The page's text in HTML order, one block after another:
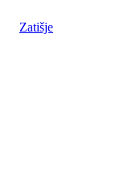
Zatišje